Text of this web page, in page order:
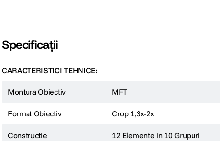
Specificații
CARACTERISTICI TEHNICE:
Montura Obiectiv MFT
Format Obiectiv Crop 1,3x-2x
Constructie 12 Elemente in 10 Grupuri